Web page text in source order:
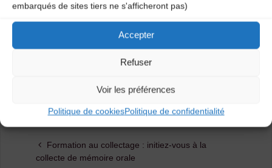
embarqués de sites tiers ne s'afficheront pas)
Accepter
Refuser
Voir les préférences
Politique de cookiesPolitique de confidentialité
Formation au collectage : initiez-vous à la
collecte de mémoire orale